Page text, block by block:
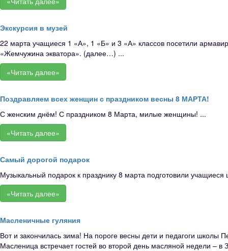
Экскурсия в музей
22 марта учащиеся 1 «А», 1 «Б» и 3 «А» классов посетили
«Жемчужина экватора». (далее…) ...
«Читать далее»
Поздравляем всех женщин с праздником весны 8 МАРТА!
С женским днём! С праздником 8 Марта, милые женщины! ...
«Читать далее»
Самый дорогой подарок
Музыкальный подарок к празднику 8 марта подготовили
«Читать далее»
Масленичные гуляния
Вот и закончилась зима! На пороге весны дети и педагоги школы
Масленица встречает гостей во второй день масляной недели –